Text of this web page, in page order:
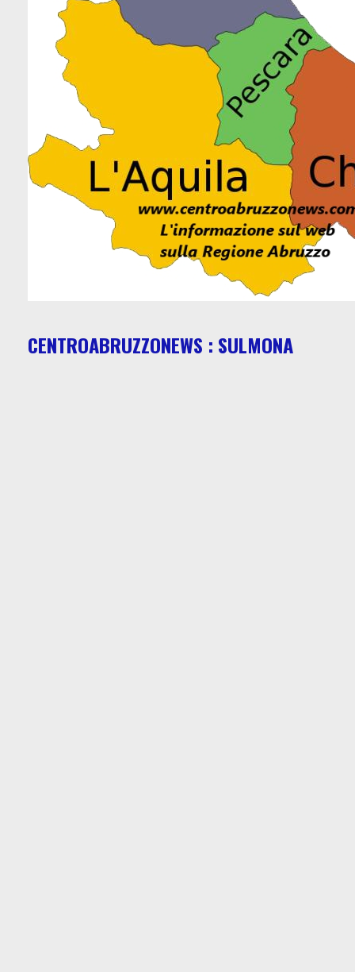
CENTROABRUZZONEWS : SULMONA